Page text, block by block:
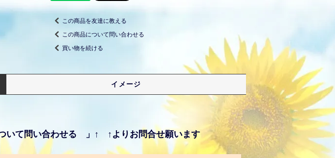
この商品を友達に教える
この商品について問い合わせる
買い物を続ける
イメージ
いて問い合わせる 」↑ ↑よりお問合せ願います